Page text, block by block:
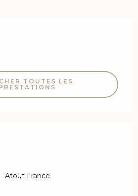
TOUTES LES
Atout France